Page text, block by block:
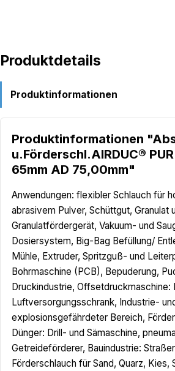
Produktdetails
Produktinformationen
Produktinformationen
u.Förderschl.AIRDUC®
65mm AD 75,00mm"
Anwendungen: flexibler Schlauch für
abrasivem Pulver, Schüttgut, Granulat
Granulatfördergerät, Vakuum- und
Dosiersystem, Big-Bag Befüllung/
Mühle, Extruder, Spritzguß- und
Bohrmaschine (PCB), Bepuderung,
Druckindustrie, Offsetdruckmaschine:
Luftversorgungsschrank, Industrie-
explosionsgefährdeter Bereich,
Dünger: Drill- und Sämaschine,
Getreideförderer, Bauindustrie:
Förderschlauch für Sand, Quarz, Kies,